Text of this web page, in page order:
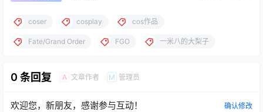
coser cosplay cos作品
Fate/Grand Order FGO 一米八的大梨子
0 条回复 A 文章作者 M 管理员
欢迎您，新朋友，感谢参与互动！ 确认修改